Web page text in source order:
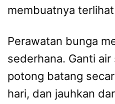
membuatnya
Perawatan bunga
sederhana. Ganti
potong batang
hari, dan jauhkan